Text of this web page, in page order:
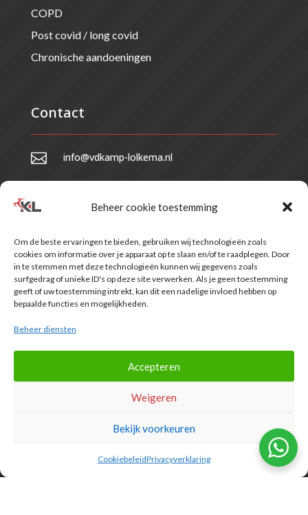
Beheer cookie toestemming
Om de beste ervaringen te bieden, gebruiken wij technologieën zoals
cookies om informatie over je apparaat op te slaan en/of te raadplegen. Door
in te stemmen met deze technologieën kunnen wij gegevens zoals
surfgedrag of unieke ID's op deze site verwerken. Als je geen toestemming
geeft of uw toestemming intrekt, kan dit een nadelige invloed hebben op
bepaalde functies en mogelijkheden.
Beheer diensten
Accepteren
Weigeren
Bekijk voorkeuren
CookiebeleidPrivacyverklaring
COPD
Post covid / long covid
Chronische aandoeningen
Contact
 info@vdkamp-lolkema.nl
therapie
Garderenseweg 35
3881 GK Putten
3881 SZ Putten